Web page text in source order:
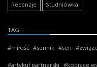
Recenzje Studniówka
TAGI
miłość sennik sen
artykuł partnerski kobiece